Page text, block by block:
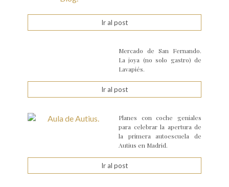
Ir al post
Mercado de San Fernando.
La joya (no solo gastro) de
Lavapiés.
Ir al post
Planes con coche geniales
para celebrar la apertura de
la primera autoescuela de
Autius en Madrid.
Ir al post